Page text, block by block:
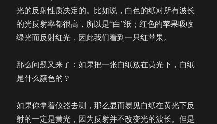
光的反射性质决定的。比如说，白色的纸对所有波长
的光反射率都很高，所以是“白”纸；红色的苹果吸收
绿光而反射红光，因此我们看到一只红苹果。
那么问题又来了：如果把一张白纸放在黄光下，白纸
是什么颜色的？
如果你拿着仪器去测，那么显而易见白纸在黄光下反
射的一定是黄光，因为反射并不改变光的波长。但是